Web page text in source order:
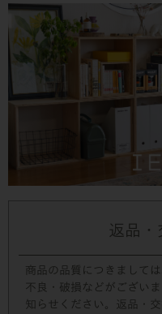
返品・
商品の品質につきまして
不良・破損などがござい
知らせください。返品・